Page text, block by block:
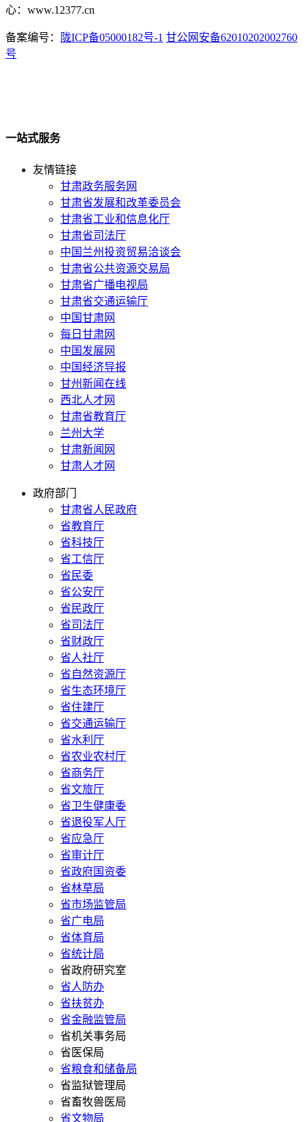
心：www.12377.cn
备案编号： 陇ICP备05000182号-1 甘公网安备62010202002760
号
一站式服务
友情链接
甘肃政务服务网
甘肃省发展和改革委员会
甘肃省工业和信息化厅
甘肃省司法厅
中国兰州投资贸易洽谈会
甘肃省公共资源交易局
甘肃省广播电视局
甘肃省交通运输厅
中国甘肃网
每日甘肃网
中国发展网
中国经济导报
甘州新闻在线
西北人才网
甘肃省教育厅
兰州大学
甘肃新闻网
甘肃人才网
政府部门
甘肃省人民政府
省教育厅
省科技厅
省工信厅
省民委
省公安厅
省民政厅
省司法厅
省财政厅
省人社厅
省自然资源厅
省生态环境厅
省住建厅
省交通运输厅
省水利厅
省农业农村厅
省商务厅
省文旅厅
省卫生健康委
省退役军人厅
省应急厅
省审计厅
省政府国资委
省林草局
省市场监管局
省广电局
省体育局
省统计局
省政府研究室
省人防办
省扶贫办
省金融监管局
省机关事务局
省医保局
省粮食和储备局
省监狱管理局
省畜牧兽医局
省文物局